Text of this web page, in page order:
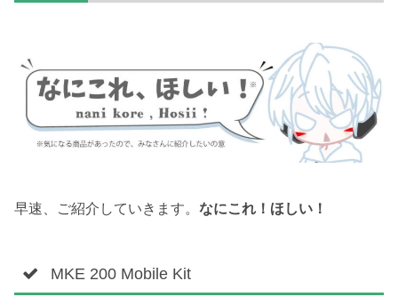
早速、ご紹介していきます。 なにこれ！ほしい！
MKE 200 Mobile Kit